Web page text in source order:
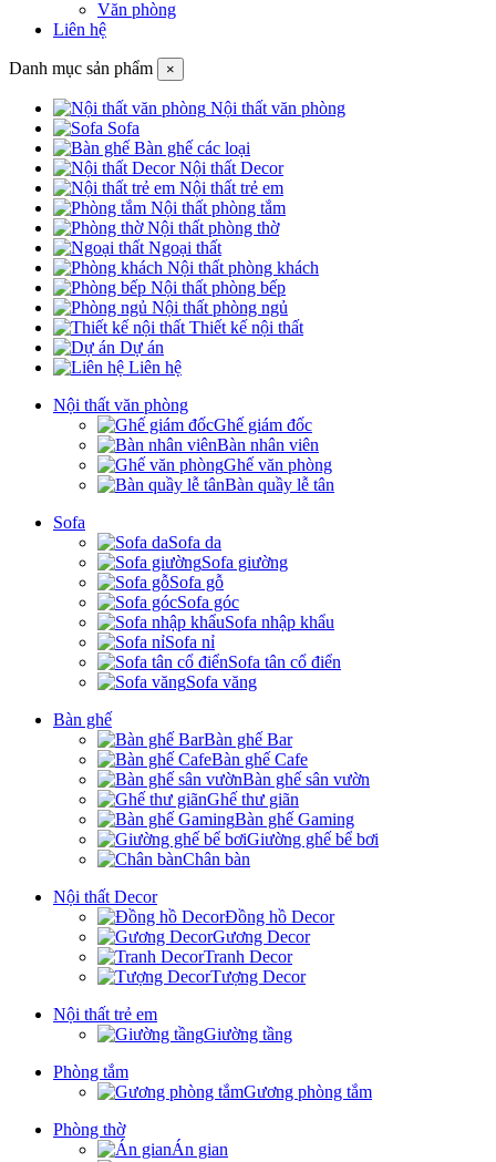
Văn phòng
Liên hệ
Danh mục sản phẩm ×
Nội thất văn phòng
Sofa
Bàn ghế các loại
Nội thất Decor
Nội thất trẻ em
Nội thất phòng tắm
Nội thất phòng thờ
Ngoại thất
Nội thất phòng khách
Nội thất phòng bếp
Nội thất phòng ngủ
Thiết kế nội thất
Dự án
Liên hệ
Nội thất văn phòng
Ghế giám đốc
Bàn nhân viên
Ghế văn phòng
Bàn quầy lễ tân
Sofa
Sofa da
Sofa giường
Sofa gỗ
Sofa góc
Sofa nhập khẩu
Sofa nỉ
Sofa tân cổ điển
Sofa văng
Bàn ghế
Bàn ghế Bar
Bàn ghế Cafe
Bàn ghế sân vườn
Ghế thư giãn
Bàn ghế Gaming
Giường ghế bể bơi
Chân bàn
Nội thất Decor
Đồng hồ Decor
Gương Decor
Tranh Decor
Tượng Decor
Nội thất trẻ em
Giường tầng
Phòng tắm
Gương phòng tắm
Phòng thờ
Án gian